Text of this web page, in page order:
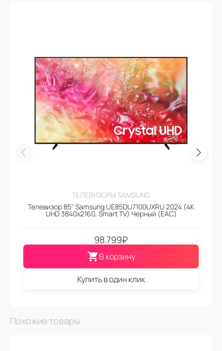
ТЕЛЕВИЗОРЫ SAMSUNG
Телевизор 85" Samsung UE85DU7100UXRU 2024 (4K
UHD 3840x2160, Smart TV) Черный (EAC)
98.799₽
В корзину
Купить в один клик
Похожие товары